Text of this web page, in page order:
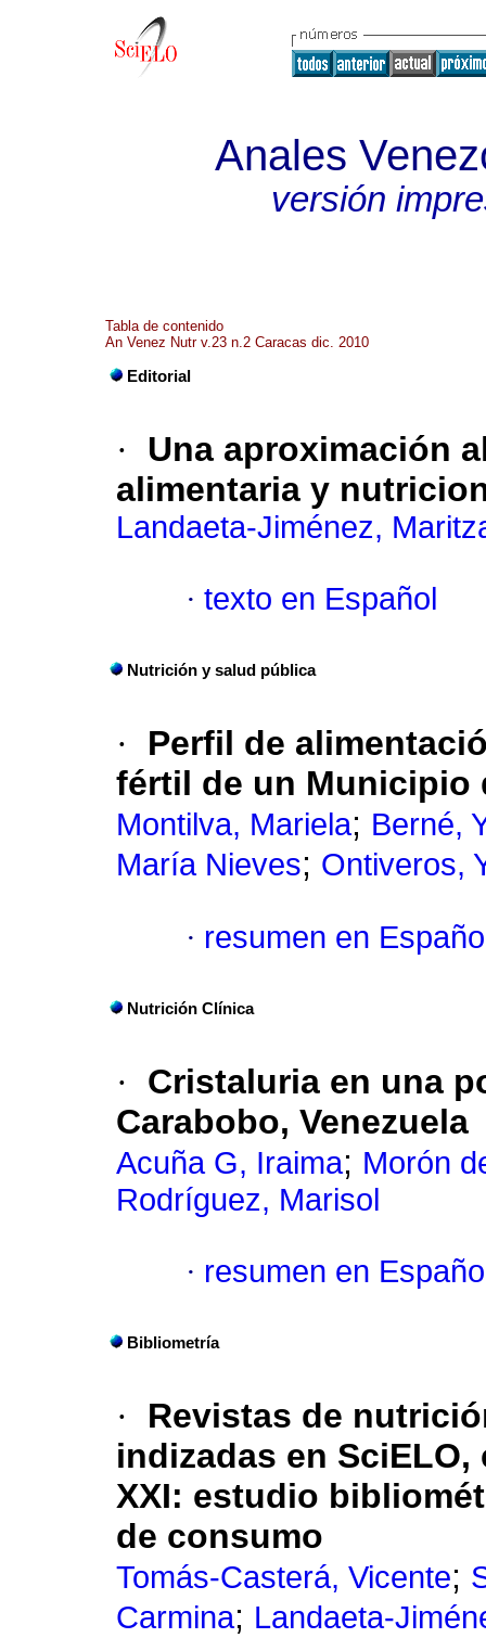
Anales
versión
Tabla de contenido
An Venez Nutr v.23 n.2 Caracas dic. 2010
Editorial
·
Una aproximación
alimentaria y
Landaeta-Jiménez,
· texto en Español
Nutrición y salud pública
·
Perfil de
fértil de un Municipio
Montilva, Mariela; Berné,
María Nieves; Ontiveros,
· resumen en
Nutrición Clínica
·
Cristaluria en una
Carabobo, Venezuela
Acuña G, Iraima; Morón
Rodríguez, Marisol
· resumen en
Bibliometría
·
Revistas de
indizadas en
XXI: estudio
de consumo
Tomás-Casterá, Vicente;
Carmina; Landaeta-